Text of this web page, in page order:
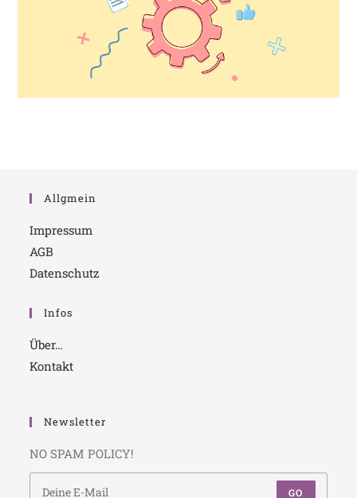
Allgmein
Impressum
AGB
Datenschutz
Infos
Über…
Kontakt
Newsletter
NO SPAM POLICY!
GO